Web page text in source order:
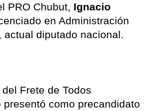
PRO Chubut, Ignacio
en Administración
actual diputado nacional.
Frete de Todos
presentó como precandidato